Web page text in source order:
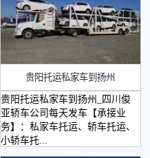
贵阳托运私家车到扬州
贵阳托运私家车到扬州_四川俊
亚轿车公司每天发车【承接业
务】：私家车托运、轿车托运、
小轿车托...